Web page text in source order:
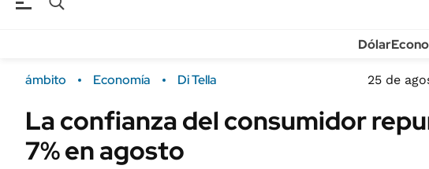
Campo
FINANZAS
Sustentabilidad
Dólar
ámbito Economía Di Tella 25 de
La confianza del consumidor
7% en agosto